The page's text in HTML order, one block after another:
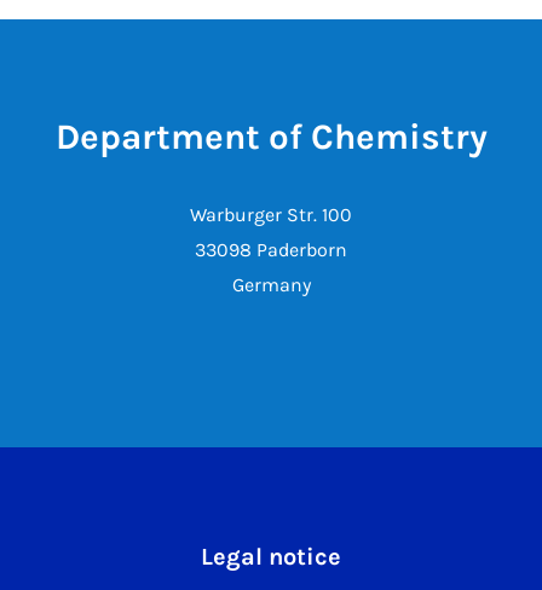
Department of Chemistry
Warburger Str. 100
33098 Paderborn
Germany
Legal notice